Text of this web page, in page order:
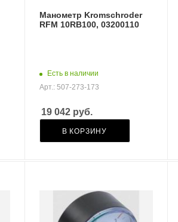
Манометр Kromschroder
RFM 10RB100, 03200110
Есть в наличии
Арт.: 507-273-173
19 042руб.
В КОРЗИНУ